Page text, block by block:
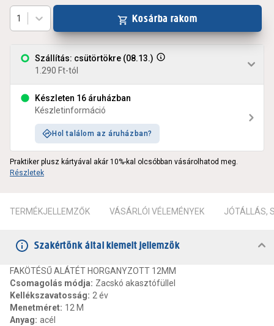
Szállítás: csütörtökre (08.13.)
1.290 Ft-tól
Készleten 16 áruházban
Készletinformáció
Hol találom az áruházban?
1 Kosárba rakom
Praktiker plusz kártyával akár 10%-kal olcsóbban vásárolhatod meg.
Részletek
TERMÉKJELLEMZŐK VÁSÁRLÓI VÉLEMÉNYEK JÓTÁLLÁS,
Szakértőnk által kiemelt jellemzők
FAKÖTÉSŰ ALÁTÉT HORGANYZOTT 12MM
Csomagolás módja: Zacskó akasztófüllel
Kellékszavatosság: 2 év
Menetméret: 12 M
Anyag: acél